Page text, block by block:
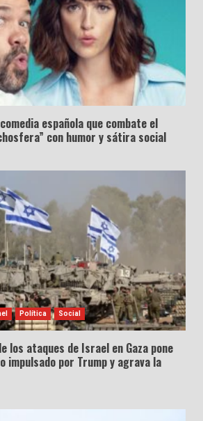
española que combate el
con humor y sátira social
Política Social
los ataques de Israel en Gaza pone
impulsado por Trump y agrava la